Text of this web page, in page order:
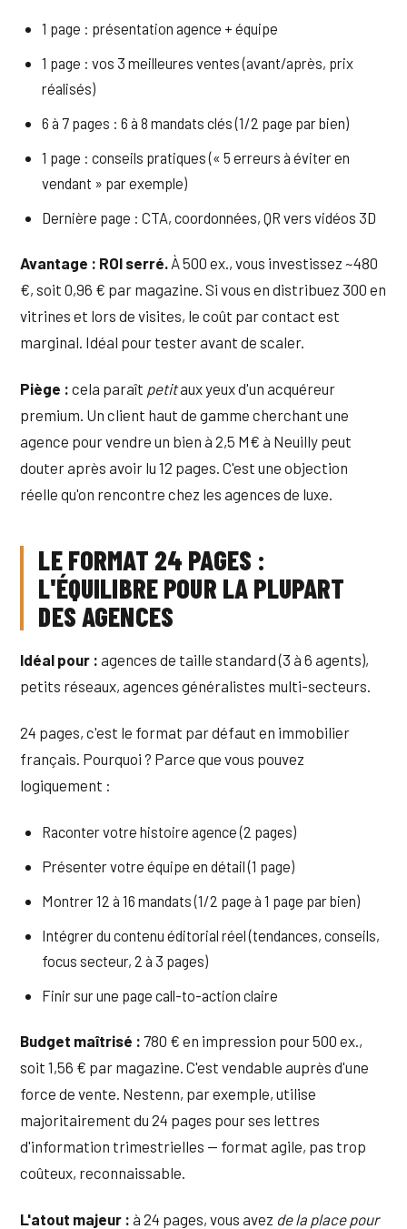
1 page : présentation agence + équipe
1 page : vos 3 meilleures ventes (avant/après, prix
réalisés)
6 à 7 pages : 6 à 8 mandats clés (1/2 page par bien)
1 page : conseils pratiques (« 5 erreurs à éviter en
vendant » par exemple)
Dernière page : CTA, coordonnées, QR vers vidéos 3D
Avantage : ROI serré. À 500 ex., vous investissez ~480
€, soit 0,96 € par magazine. Si vous en distribuez 300 en
vitrines et lors de visites, le coût par contact est
marginal. Idéal pour tester avant de scaler.
Piège : cela paraît petitaux yeux d'un acquéreur
premium. Un client haut de gamme cherchant une
agence pour vendre un bien à 2,5 M€ à Neuilly peut
douter après avoir lu 12 pages. C'est une objection
réelle qu'on rencontre chez les agences de luxe.
LE FORMAT 24 PAGES :
L'ÉQUILIBRE POUR LA PLUPART
DES AGENCES
Idéal pour : agences de taille standard (3 à 6 agents),
petits réseaux, agences généralistes multi-secteurs.
24 pages, c'est le format par défaut en immobilier
français. Pourquoi ? Parce que vous pouvez
logiquement :
Raconter votre histoire agence (2 pages)
Présenter votre équipe en détail (1 page)
Montrer 12 à 16 mandats (1/2 page à 1 page par bien)
Intégrer du contenu éditorial réel (tendances, conseils,
focus secteur, 2 à 3 pages)
Finir sur une page call-to-action claire
Budget maîtrisé : 780 € en impression pour 500 ex.,
soit 1,56 € par magazine. C'est vendable auprès d'une
force de vente. Nestenn, par exemple, utilise
majoritairement du 24 pages pour ses lettres
d'information trimestrielles — format agile, pas trop
coûteux, reconnaissable.
L'atout majeur : à 24 pages, vous avez de la place pour